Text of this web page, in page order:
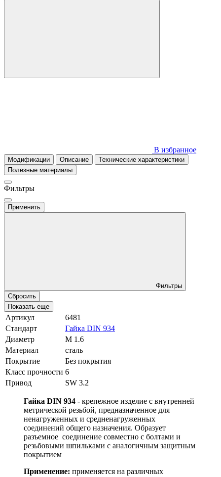
В избранное
Модификации Описание
Технические характеристики
Полезные материалы
Фильтры
Применить
Фильтры
Сбросить
Показать еще
Артикул
6481
Стандарт
Гайка DIN 934
Диаметр
М 1.6
Материал
сталь
Покрытие
Без покрытия
Класс прочности 6
Привод
SW 3.2
Гайка DIN 934 - крепежное изделие с внутренней
метрической резьбой, предназначенное для
ненагруженных и средненагруженных
соединений общего назначения. Образует
разъемное соединение совместно с болтами и
резьбовыми шпильками с аналогичным защитным
покрытием
Применение: применяется на различных